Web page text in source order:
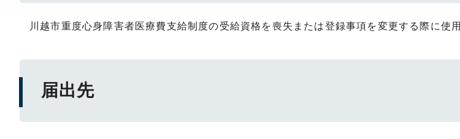
川越市重度心身障害者医療費支給制度の受給資格を喪失または登録事項を変更する際に使用
届出先